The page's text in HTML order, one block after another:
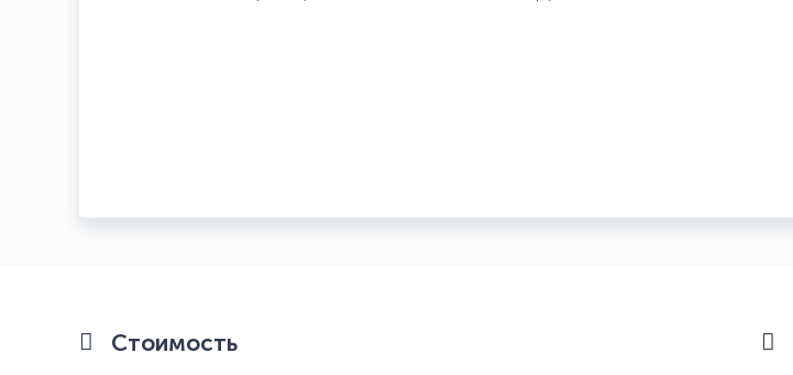
Стоимость